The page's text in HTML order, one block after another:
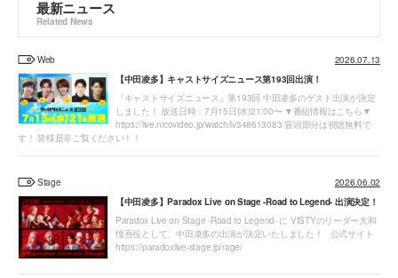
最新ニュース
Related News
Web
2026.07.13
【中田凌多】キャストサイズニュース第193回出演！
『キャストサイズニュース』第193回 中田凌多のゲスト出演が決定
しました！ 放送日時：7月15日(水)21:00〜 ▼番組情報はこちら▼
https://live.nicovideo.jp/watch/lv348613083 冒頭部分は視聴無料で
す！ 皆様是非ご覧ください！！
Stage
2026.06.02
【中田凌多】Paradox Live on Stage -Road to Legend- 出演決定！
Paradox Live on Stage -Road to Legend- に VISTYのリーダー大和
憧吾役として、中田凌多の出演が決定いたしました！ 公式サイト
https://paradoxlive-stage.jp/rage/